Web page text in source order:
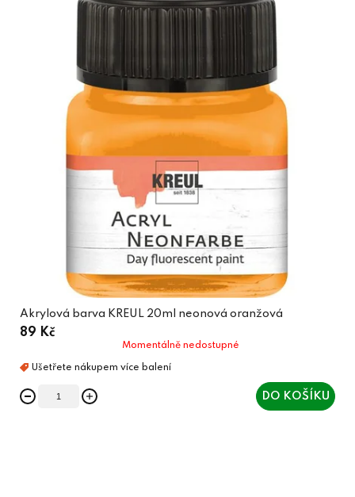
Akrylová barva KREUL 20ml neonová oranžová
89 Kč
Momentálně nedostupné
DO KOŠÍKU